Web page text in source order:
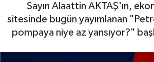
Sayın Alaattin AKTAŞ'ın,
sitesinde bugün yayımlanan
pompaya niye az yansıyor?"
Borsa Gundem